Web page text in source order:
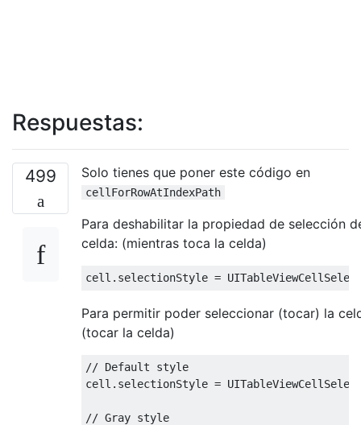
Respuestas:
499 Solo tienes que poner este código en
cellForRowAtIndexPath
Para deshabilitar la propiedad de selección
celda: (mientras toca la celda)
cell . selectionStyle =
Para permitir poder seleccionar (tocar) la
(tocar la celda)
// Default style
cell . selectionStyle =
// Gray style